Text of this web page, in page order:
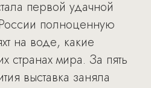
первой удачной
полноценную
на воде, какие
странах мира. За пять
выставка заняла